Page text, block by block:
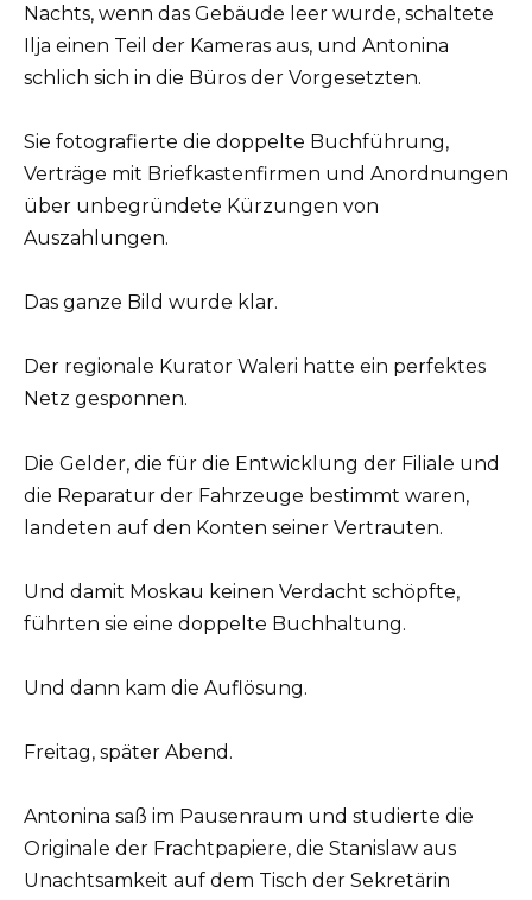
Nachts, wenn das Gebäude leer wurde, schaltete
Ilja einen Teil der Kameras aus, und Antonina
schlich sich in die Büros der Vorgesetzten.
Sie fotografierte die doppelte Buchführung,
Verträge mit Briefkastenfirmen und Anordnungen
über unbegründete Kürzungen von
Auszahlungen.
Das ganze Bild wurde klar.
Der regionale Kurator Waleri hatte ein perfektes
Netz gesponnen.
Die Gelder, die für die Entwicklung der Filiale und
die Reparatur der Fahrzeuge bestimmt waren,
landeten auf den Konten seiner Vertrauten.
Und damit Moskau keinen Verdacht schöpfte,
führten sie eine doppelte Buchhaltung.
Und dann kam die Auflösung.
Freitag, später Abend.
Antonina saß im Pausenraum und studierte die
Originale der Frachtpapiere, die Stanislaw aus
Unachtsamkeit auf dem Tisch der Sekretärin